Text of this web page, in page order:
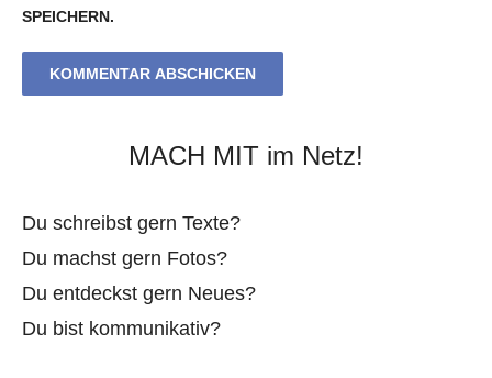
SPEICHERN.
MACH MIT im Netz!
Du schreibst gern Texte?
Du machst gern Fotos?
Du entdeckst gern Neues?
Du bist kommunikativ?